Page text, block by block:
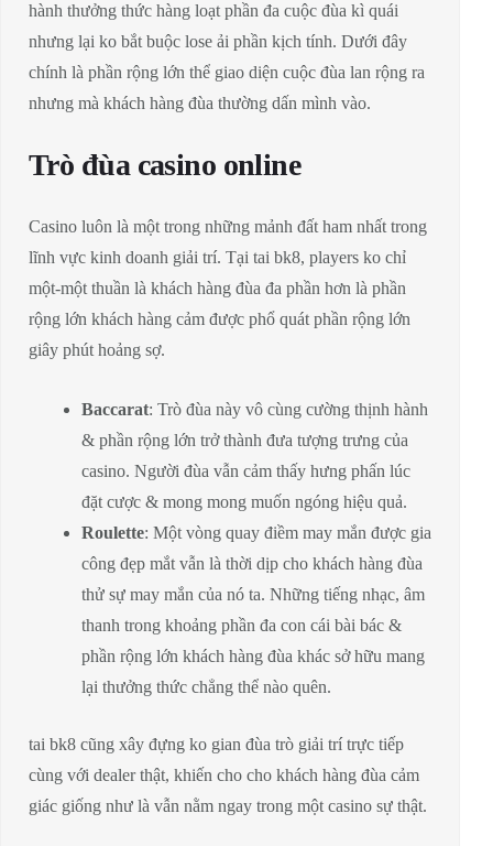
hành thưởng thức hàng loạt phần đa cuộc đùa kì quái
nhưng lại ko bắt buộc lose ải phần kịch tính. Dưới đây
chính là phần rộng lớn thể giao diện cuộc đùa lan rộng ra
nhưng mà khách hàng đùa thường dấn mình vào.
Trò đùa casino online
Casino luôn là một trong những mảnh đất ham nhất trong
lĩnh vực kinh doanh giải trí. Tại tai bk8, players ko chỉ
một-một thuần là khách hàng đùa đa phần hơn là phần
rộng lớn khách hàng cảm được phổ quát phần rộng lớn
giây phút hoảng sợ.
Baccarat: Trò đùa này vô cùng cường thịnh hành
& phần rộng lớn trở thành đưa tượng trưng của
casino. Người đùa vẫn cảm thấy hưng phấn lúc
đặt cược & mong mong muốn ngóng hiệu quả.
Roulette: Một vòng quay điềm may mắn được gia
công đẹp mắt vẫn là thời dịp cho khách hàng đùa
thử sự may mắn của nó ta. Những tiếng nhạc, âm
thanh trong khoảng phần đa con cái bài bác &
phần rộng lớn khách hàng đùa khác sở hữu mang
lại thưởng thức chẳng thể nào quên.
tai bk8 cũng xây đựng ko gian đùa trò giải trí trực tiếp
cùng với dealer thật, khiến cho cho khách hàng đùa cảm
giác giống như là vẫn nằm ngay trong một casino sự thật.